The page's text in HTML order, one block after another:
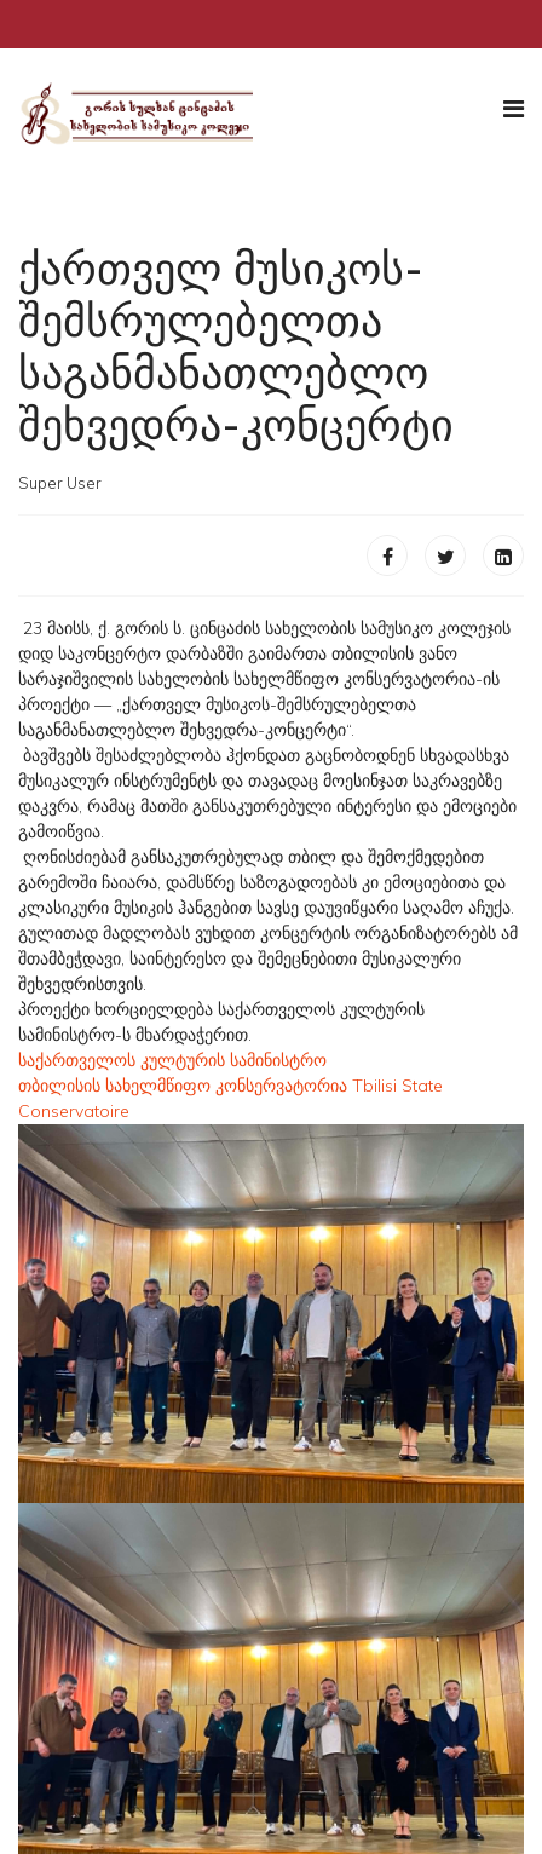
ქართველ მუსიკოს-
შემსრულებელთა
საგანმანათლებლო
შეხვედრა-კონცერტი
Super User
23 მაისს, ქ. გორის ს. ცინცაძის სახელობის სამუსიკო კოლეჯის
დიდ საკონცერტო დარბაზში გაიმართა თბილისის ვანო
სარაჯიშვილის სახელობის სახელმწიფო კონსერვატორია-ის
პროექტი — „ქართველ მუსიკოს-შემსრულებელთა
საგანმანათლებლო შეხვედრა-კონცერტი“.
ბავშვებს შესაძლებლობა ჰქონდათ გაცნობოდნენ სხვადასხვა
მუსიკალურ ინსტრუმენტს და თავადაც მოესინჯათ საკრავებზე
დაკვრა, რამაც მათში განსაკუთრებული ინტერესი და ემოციები
გამოიწვია.
ღონისძიებამ განსაკუთრებულად თბილ და შემოქმედებით
გარემოში ჩაიარა, დამსწრე საზოგადოებას კი ემოციებითა და
კლასიკური მუსიკის ჰანგებით სავსე დაუვიწყარი საღამო აჩუქა.
გულითად მადლობას ვუხდით კონცერტის ორგანიზატორებს ამ
შთამბეჭდავი, საინტერესო და შემეცნებითი მუსიკალური
შეხვედრისთვის.
პროექტი ხორციელდება საქართველოს კულტურის
სამინისტრო-ს მხარდაჭერით.
საქართველოს კულტურის სამინისტრო
თბილისის სახელმწიფო კონსერვატორია Tbilisi State
Conservatoire